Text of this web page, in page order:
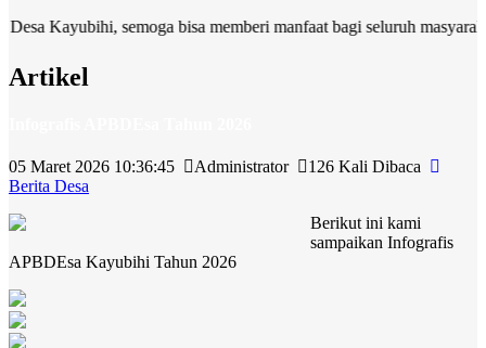
semoga bisa memberi manfaat bagi seluruh masyarakat
Artikel
05 Maret 2026 10:36:45 Administrator
126 Kali Dibaca
Berita Desa
Berikut ini kami
sampaikan Infografis
APBDEsa Kayubihi Tahun 2026